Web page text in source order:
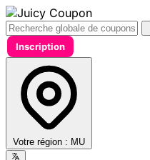
Inscription
Votre région : MU